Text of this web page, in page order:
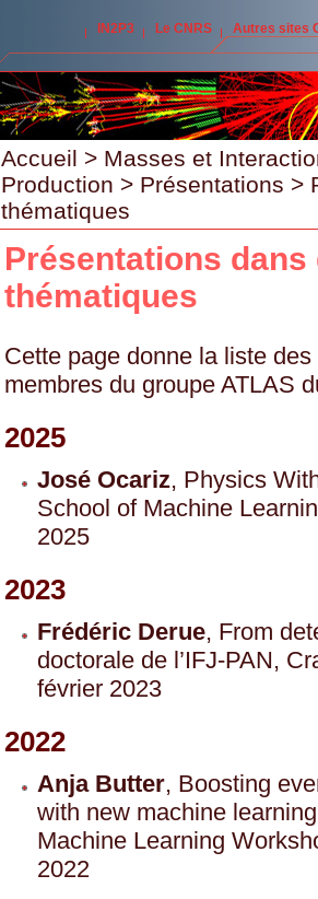
IN2P3 Le CNRS Autres sites
Accueil > Masses et
Production > Présentations >
thématiques
Présentations dans
thématiques
Cette page donne la liste
membres du groupe ATLAS
2025
José Ocariz, Physics
School of Machine
2025
2023
Frédéric Derue, From
doctorale de l’IFJ-PAN,
février 2023
2022
Anja Butter, Boosting
with new machine
Machine Learning
2022